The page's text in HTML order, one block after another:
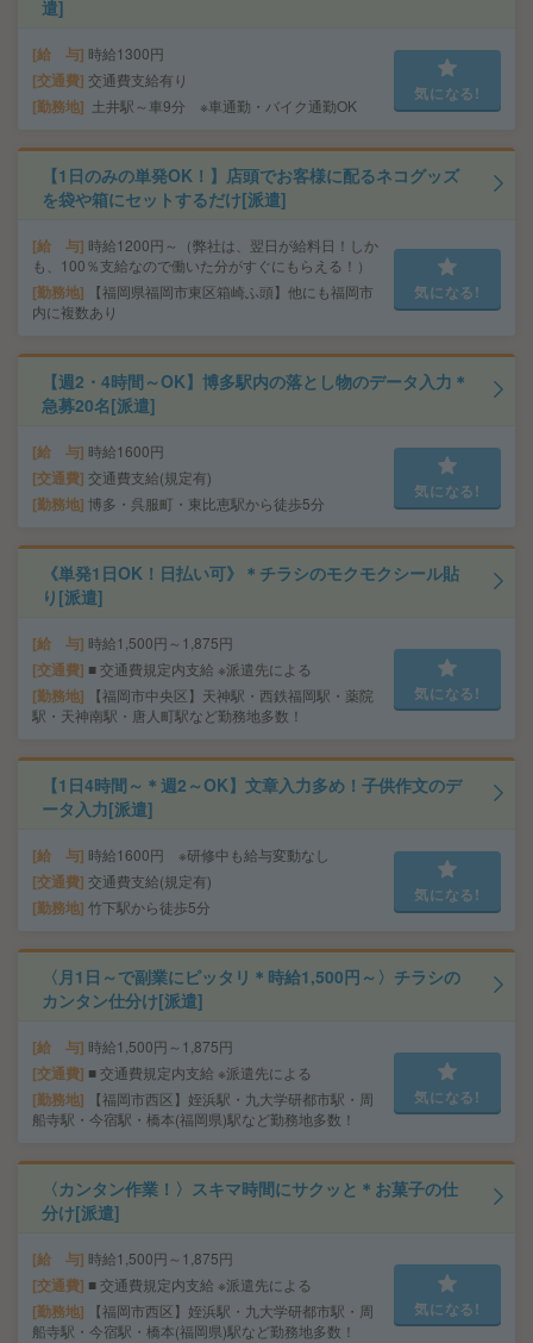
遣]
給 与 時給1300円
交通費 交通費支給有り
勤務地 土井駅～車9分 ※車通勤・バイク通勤OK
気になる!
【1日のみの単発OK！】店頭でお客様に配るネコグッズ
を袋や箱にセットするだけ[派遣]
給 与 時給1200円～（弊社は、翌日が給料日！しか
も、100％支給なので働いた分がすぐにもらえる！）
勤務地
【福岡県福岡市東区箱崎ふ頭】他にも福岡市
内に複数あり
気になる!
【週2・4時間～OK】博多駅内の落とし物のデータ入力＊
急募20名[派遣]
給 与 時給1600円
交通費 交通費支給(規定有)
勤務地 博多・呉服町・東比恵駅から徒歩5分
気になる!
《単発1日OK！日払い可》＊チラシのモクモクシール貼
り[派遣]
給 与 時給1,500円～1,875円
交通費 ■ 交通費規定内支給 ※派遣先による
勤務地
【福岡市中央区】天神駅・西鉄福岡駅・薬院
駅・天神南駅・唐人町駅など勤務地多数！
気になる!
【1日4時間～＊週2～OK】文章入力多め！子供作文のデ
ータ入力[派遣]
給 与 時給1600円 ※研修中も給与変動なし
交通費 交通費支給(規定有)
勤務地 竹下駅から徒歩5分
気になる!
〈月1日～で副業にピッタリ＊時給1,500円～〉チラシの
カンタン仕分け[派遣]
給 与 時給1,500円～1,875円
交通費 ■ 交通費規定内支給 ※派遣先による
勤務地
【福岡市西区】姪浜駅・九大学研都市駅・周
船寺駅・今宿駅・橋本(福岡県)駅など勤務地多数！
気になる!
〈カンタン作業！〉スキマ時間にサクッと＊お菓子の仕
分け[派遣]
給 与 時給1,500円～1,875円
交通費 ■ 交通費規定内支給 ※派遣先による
勤務地
【福岡市西区】姪浜駅・九大学研都市駅・周
船寺駅・今宿駅・橋本(福岡県)駅など勤務地多数！
気になる!